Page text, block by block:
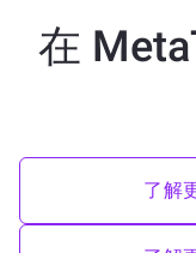
在
了解